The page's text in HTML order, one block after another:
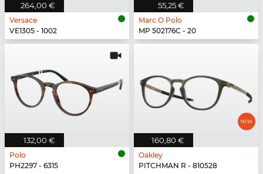
264,00 €
Versace
VE1305 - 1002
55,25 €
Marc O Polo
MP 502176C - 20
132,00 €
Polo
PH2297 - 6315
160,80 €
Oakley
PITCHMAN R - 810528